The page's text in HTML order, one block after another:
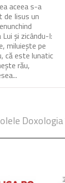
aceea s-a
de Iisus un
și zicându-I:
miluiește pe
că este lunatic
rău,